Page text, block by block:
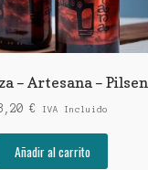
– Artesana – Pilsen
€ IVA Incluido
Añadir al carrito